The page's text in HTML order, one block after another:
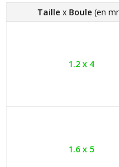
Taille x Boule (en
1.2 x 4
1.6 x 5